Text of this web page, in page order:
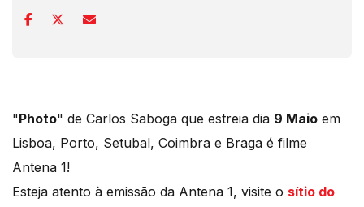
"Photo" de Carlos Saboga que estreia dia 9 Maio em
Lisboa, Porto, Setubal, Coimbra e Braga é filme
Antena 1!
Esteja atento à emissão da Antena 1, visite o sítio do